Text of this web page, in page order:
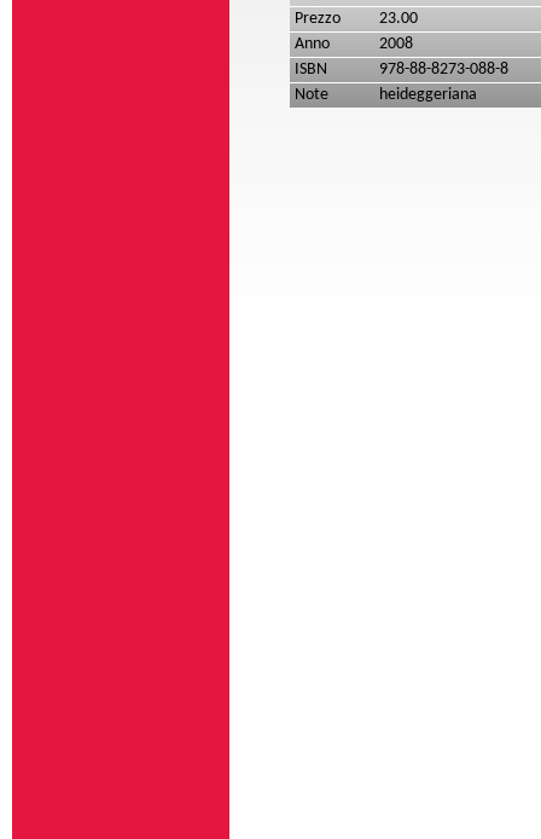
Prezzo
23.00
Anno
2008
ISBN
978-88-8273-088-8
Note
heideggeriana